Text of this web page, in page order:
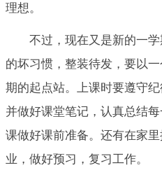
理想。
不过，现在又是新的一
的坏习惯，整装待发，要以
期的起点站。上课时要遵守
并做好课堂笔记，认真总结
课做好课前准备。还有在家
业，做好预习，复习工作。